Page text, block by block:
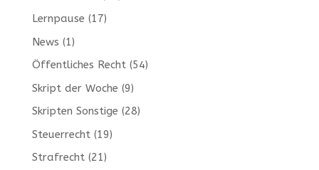
Lernpause (17)
News (1)
Öffentliches Recht(54)
Skript der Woche (9)
Skripten Sonstige (28)
Steuerrecht(19)
Strafrecht(21)